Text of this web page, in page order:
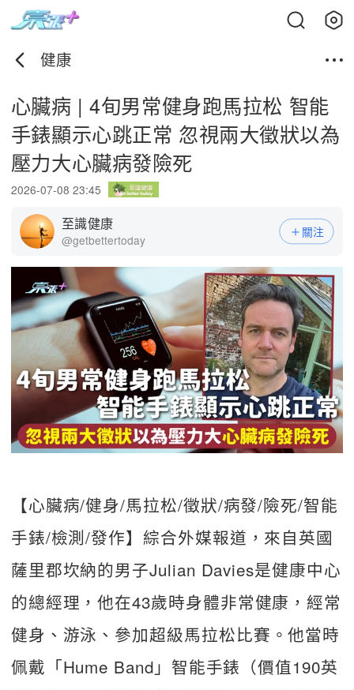
健康
心臟病 | 4旬男常健身跑馬拉松 智能
手錶顯示心跳正常 忽視兩大徵狀以為
壓力大心臟病發險死
2026-07-08 23:45
至識健康
@getbettertoday
關注
【心臟病/健身/馬拉松/徵狀/病發/險死/智能
手錶/檢測/發作】綜合外媒報道，來自英國
薩里郡坎納的男子Julian Davies是健康中心
的總經理，他在43歲時身體非常健康，經常
健身、游泳、參加超級馬拉松比賽。他當時
佩戴「Hume Band」智能手錶（價值190英